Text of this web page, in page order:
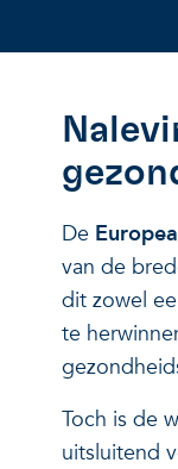
De
van de
dit zowel
te
Toch is de
uitsluitend